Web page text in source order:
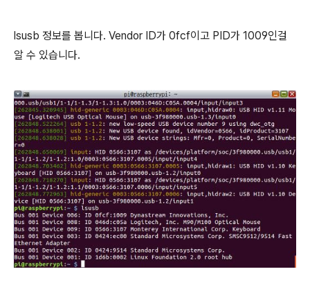
lsusb 정보를 봅니다. Vendor ID가 0fcf이고 PID가 1009인걸
알 수 있습니다.